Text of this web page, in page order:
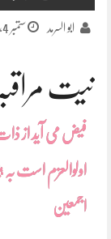
ابو السرمد ستمبر 4, 2021
نیت مراقبہ
فیض می آید از ذات
اولوالعزم است بہ
اجمعین